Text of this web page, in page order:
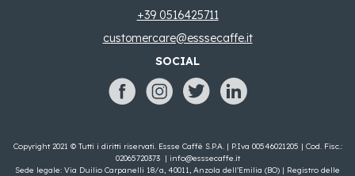
Copyright 2021 © Tutti i diritti riservati. Essse Caffè S.P.A. | P.Iva 00546021205 | Cod. Fisc.:
02065720373 | info@esssecaffe.it
Sede legale: Via Duilio Carpanelli 18/a, 40011, Anzola dell’Emilia (BO) | Registro delle
+39 0516425711
customercare@esssecaffe.it
SOCIAL